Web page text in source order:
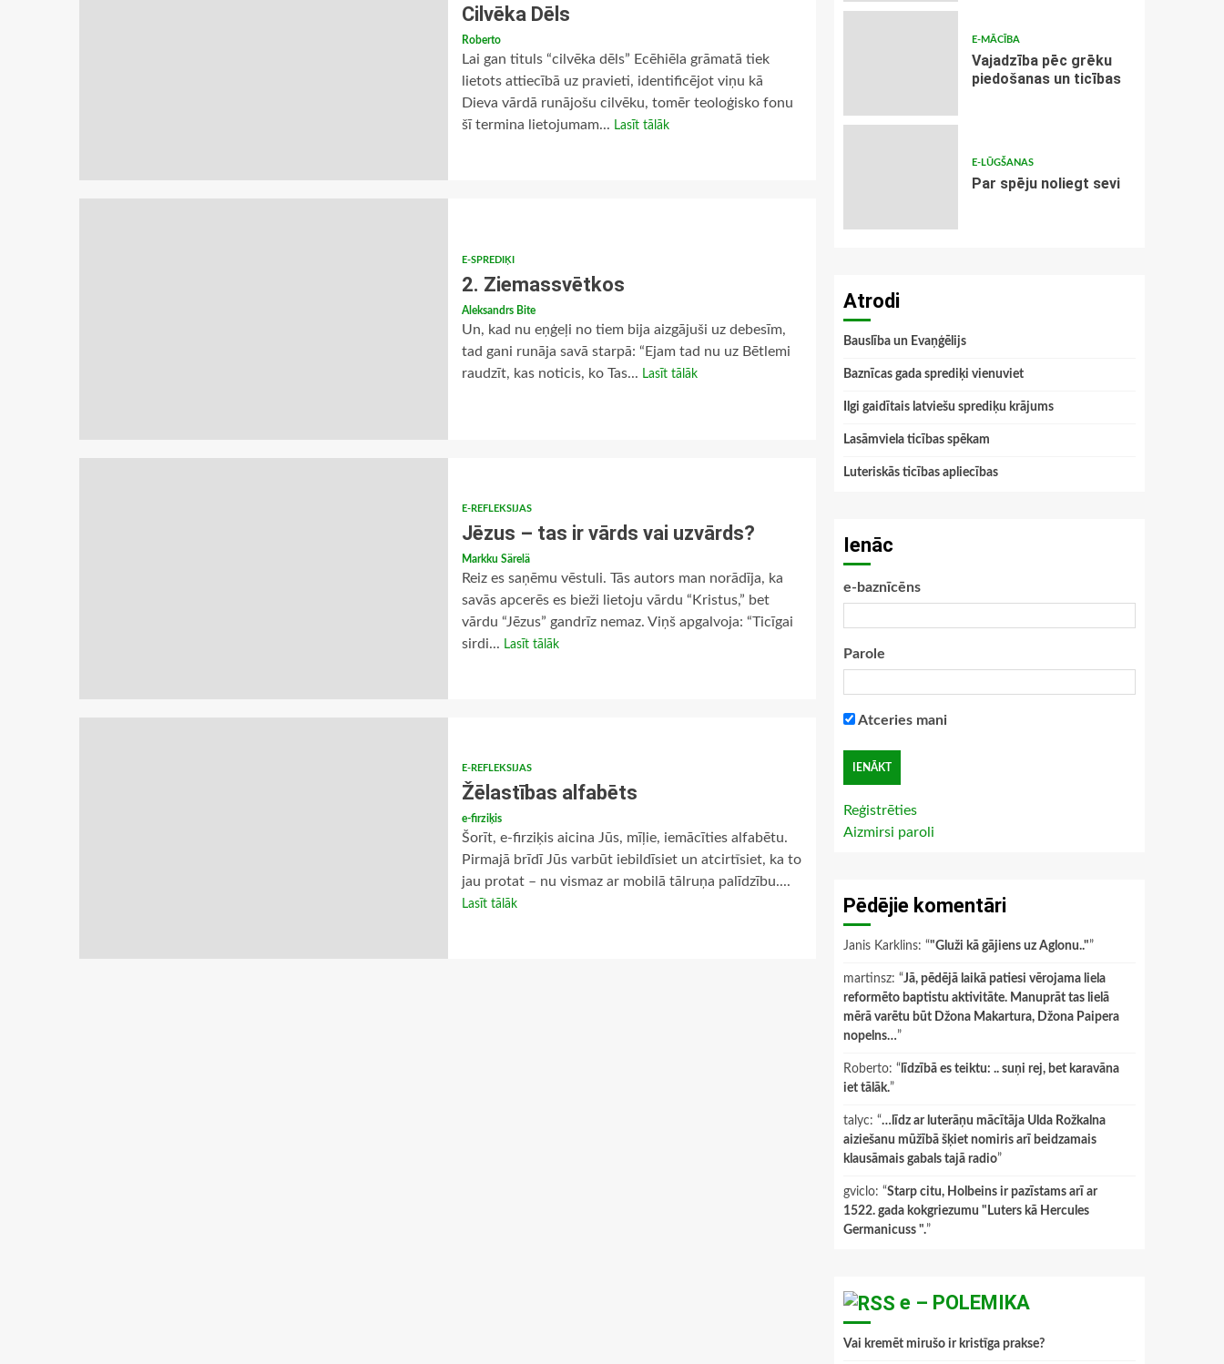
Cilvēka Dēls
Roberto
Lai gan tituls “cilvēka dēls” Ecēhiēla grāmatā tiek
lietots attiecībā uz pravieti, identificējot viņu kā
Dieva vārdā runājošu cilvēku, tomēr teoloģisko fonu
šī termina lietojumam... Lasīt tālāk
E-SPREDIĶI
2. Ziemassvētkos
Aleksandrs Bite
Un, kad nu eņģeļi no tiem bija aizgājuši uz debesīm,
tad gani runāja savā starpā: “Ejam tad nu uz Bētlemi
raudzīt, kas noticis, ko Tas... Lasīt tālāk
E-REFLEKSIJAS
Jēzus – tas ir vārds vai uzvārds?
Markku Särelä
Reiz es saņēmu vēstuli. Tās autors man norādīja, ka
savās apcerēs es bieži lietoju vārdu “Kristus,” bet
vārdu “Jēzus” gandrīz nemaz. Viņš apgalvoja: “Ticīgai
sirdi... Lasīt tālāk
E-REFLEKSIJAS
Žēlastības alfabēts
e-firziķis
Šorīt, e-firziķis aicina Jūs, mīļie, iemācīties alfabētu.
Pirmajā brīdī Jūs varbūt iebildīsiet un atcirtīsiet, ka to
jau protat – nu vismaz ar mobilā tālruņa palīdzību....
Lasīt tālāk
E-MĀCĪBA
Vajadzība pēc grēku
piedošanas un ticības
E-LŪGŠANAS
Par spēju noliegt sevi
Atrodi
Bauslība un Evaņģēlijs
Baznīcas gada sprediķi vienuviet
Ilgi gaidītais latviešu sprediķu krājums
Lasāmviela ticības spēkam
Luteriskās ticības apliecības
Ienāc
e-baznīcēns
Parole
Atceries mani
Reģistrēties
Aizmirsi paroli
Pēdējie komentāri
Janis Karklins: “"Gluži kā gājiens uz Aglonu.."”
martinsz: “Jā, pēdējā laikā patiesi vērojama liela
reformēto baptistu aktivitāte. Manuprāt tas lielā
mērā varētu būt Džona Makartura, Džona Paipera
nopelns…”
Roberto: “ līdzībā es teiktu: .. suņi rej, bet karavāna
iet tālāk.”
talyc: “…līdz ar luterāņu mācītāja Ulda Rožkalna
aiziešanu mūžībā šķiet nomiris arī beidzamais
klausāmais gabals tajā radio”
gviclo: “Starp citu, Holbeins ir pazīstams arī ar
1522. gada kokgriezumu "Luters kā Hercules
Germanicuss ".”
e – POLEMIKA
Vai kremēt mirušo ir kristīga prakse?